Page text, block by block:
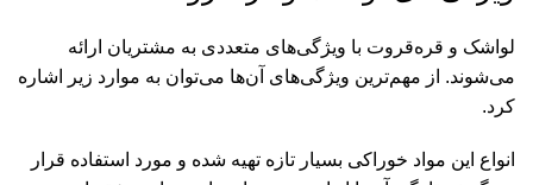
لواشک و قره‌قروت با ویژگی‌های متعددی به مشتریان ارائه
می‌شوند. از مهم‌ترین ویژگی‌های آن‌ها می‌توان به موارد زیر اشاره
کرد.
انواع این مواد خوراکی بسیار تازه تهیه شده و مورد استفاده قرار